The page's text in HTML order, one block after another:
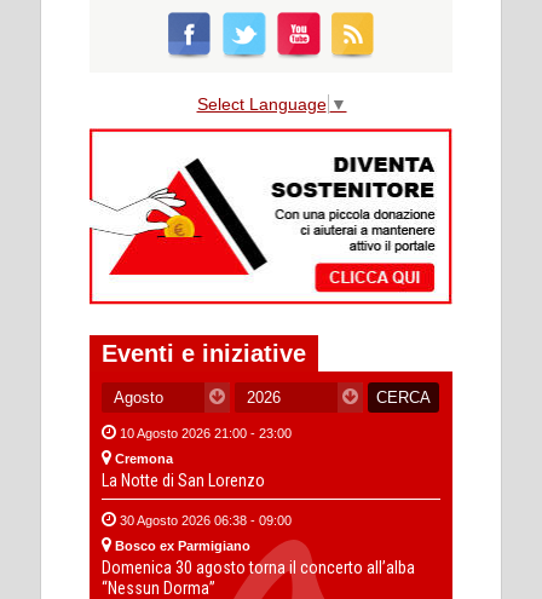
Select Language ▼
Eventi e iniziative
10 Agosto 2026 21:00 - 23:00
Cremona
La Notte di San Lorenzo
30 Agosto 2026 06:38 - 09:00
Bosco ex Parmigiano
Domenica 30 agosto torna il concerto all’alba
“Nessun Dorma”